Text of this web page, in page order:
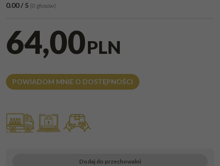
0.00/5 (0 głosów)
64,00PLN
POWIADOM MNIE O DOSTĘPNOŚCI
Dodaj do przechowalni